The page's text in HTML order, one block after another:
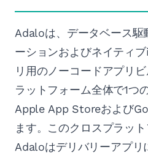
Adaloは、データベース駆
ーションおよびネイティ
リ用のノーコードアプリ
ラットフォーム全体で1つ
Apple App Storeおよび
ます。このクロスプラッ
Adaloはデリバリーアプリ